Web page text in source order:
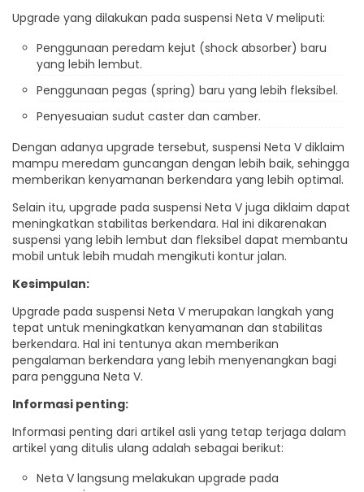
Upgrade yang dilakukan pada suspensi Neta V meliputi:
Penggunaan peredam kejut (shock absorber) baru
yang lebih lembut.
Penggunaan pegas (spring) baru yang lebih fleksibel.
Penyesuaian sudut caster dan camber.
Dengan adanya upgrade tersebut, suspensi Neta V diklaim
mampu meredam guncangan dengan lebih baik, sehingga
memberikan kenyamanan berkendara yang lebih optimal.
Selain itu, upgrade pada suspensi Neta V juga diklaim dapat
meningkatkan stabilitas berkendara. Hal ini dikarenakan
suspensi yang lebih lembut dan fleksibel dapat membantu
mobil untuk lebih mudah mengikuti kontur jalan.
Kesimpulan:
Upgrade pada suspensi Neta V merupakan langkah yang
tepat untuk meningkatkan kenyamanan dan stabilitas
berkendara. Hal ini tentunya akan memberikan
pengalaman berkendara yang lebih menyenangkan bagi
para pengguna Neta V.
Informasi penting:
Informasi penting dari artikel asli yang tetap terjaga dalam
artikel yang ditulis ulang adalah sebagai berikut:
Neta V langsung melakukan upgrade pada